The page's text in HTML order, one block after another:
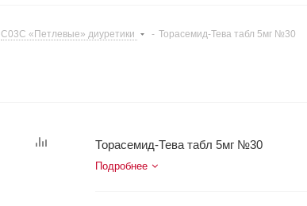
C03C «Петлевые» диуретики - Торасемид-Тева табл 5мг №30
Торасемид-Тева табл 5мг №30
Подробнее